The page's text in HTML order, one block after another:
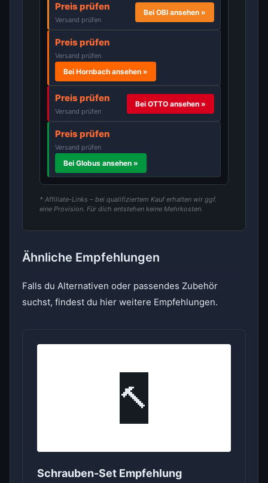
Preis prüfen
Versand prüfen
Bei OBI ansehen »
Preis prüfen
Versand prüfen
Bei Hornbach ansehen »
Preis prüfen
Versand prüfen
Bei OTTO ansehen »
Preis prüfen
Versand prüfen
Bei Globus ansehen »
* Affiliate-Links – bei qualifiziertem Kauf erhalten wir ggf.
eine Provision. Für dich entstehen keine Mehrkosten.
Ähnliche Empfehlungen
Falls du Alternativen oder passendes Zubehör
suchst, findest du hier weitere Empfehlungen.
🔨
Schrauben-Set Empfehlung